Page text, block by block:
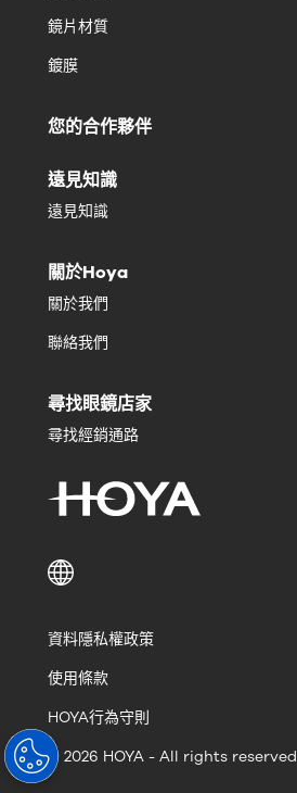
鏡片材質
鍍膜
您的合作夥伴
遠見知識
遠見知識
關於Hoya
關於我們
聯絡我們
尋找眼鏡店家
尋找經銷通路
© 2026 HOYA - All rights reserved
資料隱私權政策
使用條款
HOYA行為守則